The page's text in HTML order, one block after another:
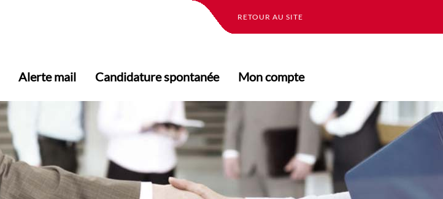
Alerte mail Candidature spontanée Mon compte
RETOUR AU SITE